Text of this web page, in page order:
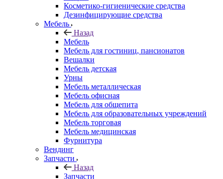
Косметико-гигиенические средства
Дезинфицирующие средства
Мебель
Назад
Мебель
Мебель для гостиниц, пансионатов
Вешалки
Мебель детская
Урны
Мебель металлическая
Мебель офисная
Мебель для общепита
Мебель для образовательных учреждений
Мебель торговая
Мебель медицинская
Фурнитура
Вендинг
Запчасти
Назад
Запчасти